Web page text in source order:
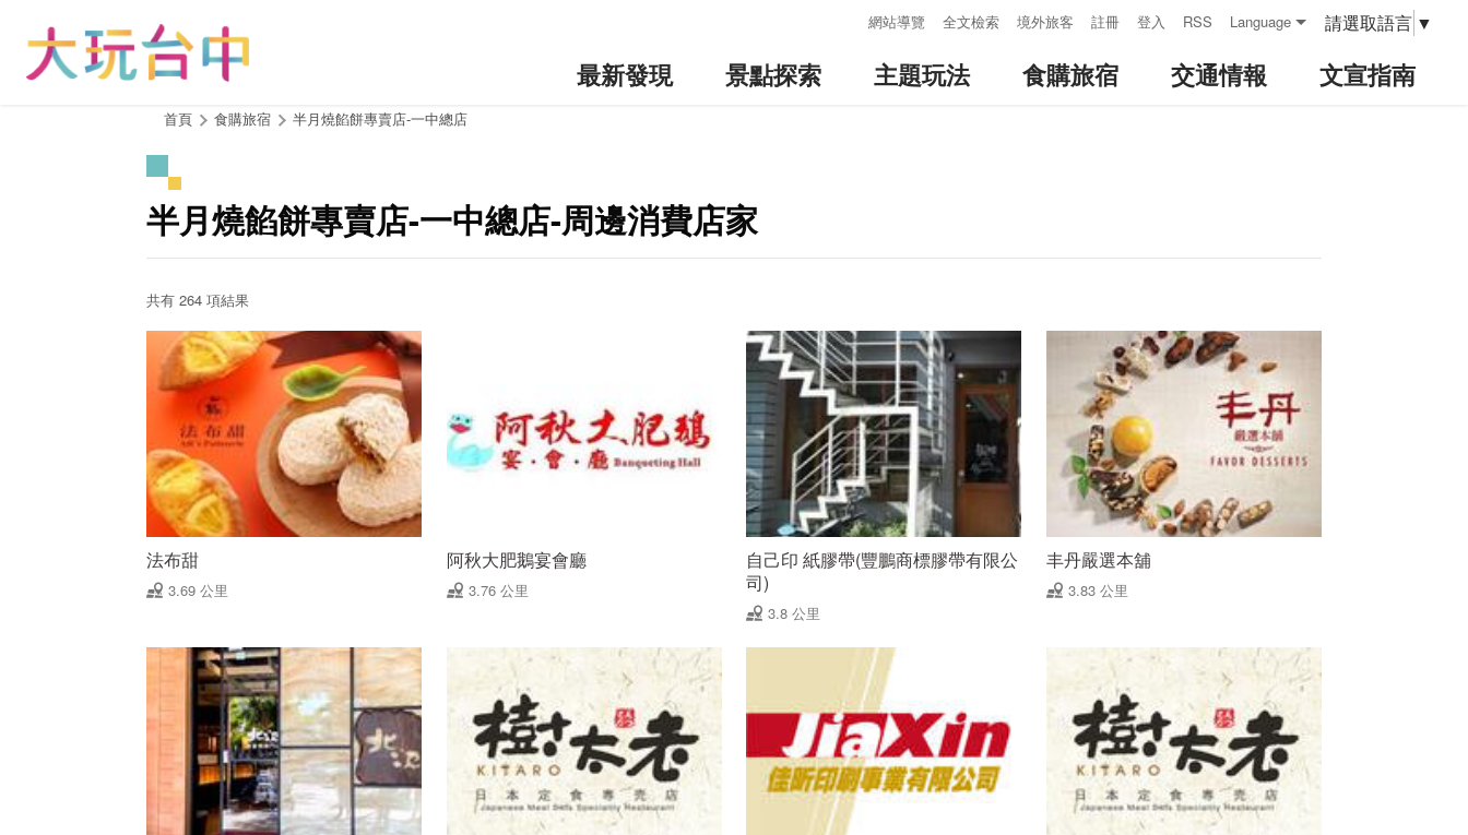
網站導覽 全文檢索 境外旅客 註冊 登入 RSS Language 請選取語言 ▼
最新發現 景點探索 主題玩法 食購旅宿 交通情報 文宣指南
首頁 食購旅宿 半月燒餡餅專賣店-一中總店
半月燒餡餅專賣店-一中總店-周邊消費店家
共有 264 項結果
法布甜
3.69 公里
阿秋大肥鵝宴會廳
3.76 公里
自己印 紙膠帶(豐鵬商標膠帶有限公
司)
3.8 公里
丰丹嚴選本舖
3.83 公里